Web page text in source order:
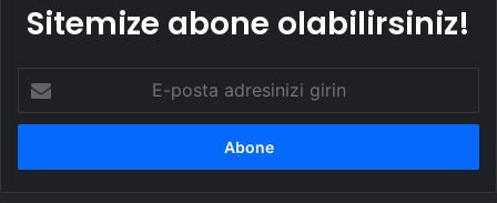
Sitemize abone olabilirsiniz!
posta
adresinizi